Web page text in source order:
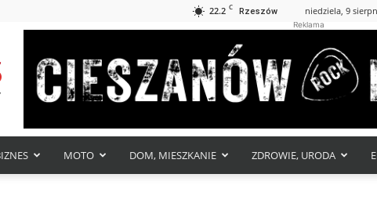
22.2 C Rzeszów niedziela, 9
Reklama
MOTO DOM, MIESZKANIE ZDROWIE, URODA